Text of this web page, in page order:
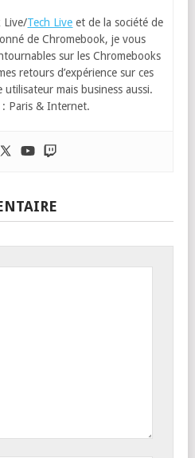
Live/Tech Live et de la société de
de Chromebook, je vous
sur les Chromebooks
retours d’expérience sur ces
mais business aussi.
: Paris & Internet.